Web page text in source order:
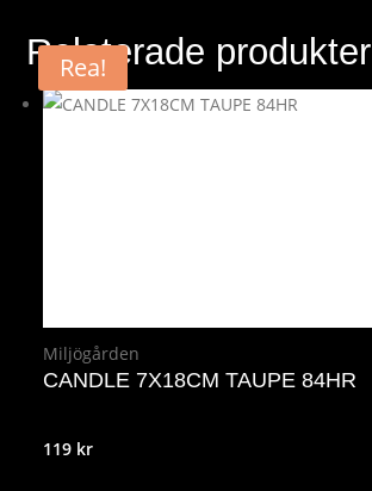
Relaterade produkter
Miljögården
CANDLE 7X18CM TAUPE 84HR
119 kr
Rea!